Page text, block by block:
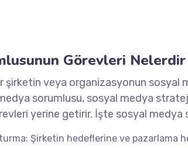
Görevleri Nelerdir
şirketin veya organizasyonun sosyal
sorumlusu, sosyal medya
yerine getirir. İşte sosyal medya
Şirketin hedeflerine ve pazarlama